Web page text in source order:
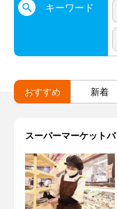
キーワード
おすすめ 新着
スーパーマーケット